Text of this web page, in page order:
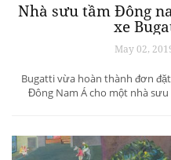
Nhà sưu tầm Đông
xe
May 02,
Bugatti vừa hoàn thành đơn
Đông Nam Á cho một nhà